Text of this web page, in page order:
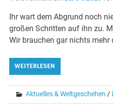
Ihr wart dem Abgrund noch
großen Schritten auf ihn zu.
Wir brauchen gar nichts mehr
WEITERLESEN
Aktuelles & Weltgeschehen /